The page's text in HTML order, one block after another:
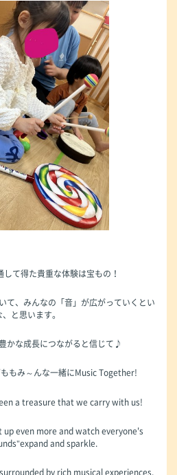
て得た貴重な体験は宝もの！
て、みんなの「音」が広がっていくとい
と思います。
かな成長につながると信じて♪
もみ～んな一緒にMusic Together!
a treasure that we carry with us!
even more and watch everyone's
and sparkle.
by rich musical experiences,